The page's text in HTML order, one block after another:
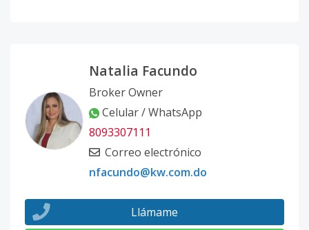
Natalia Facundo
Broker Owner
Celular / WhatsApp
8093307111
Correo electrónico
nfacundo@kw.com.do
Llámame